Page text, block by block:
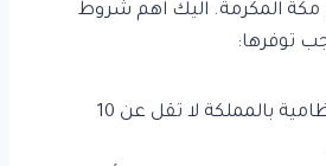
المكرمة. اليك اهم شروط
توفرها:
الاقامة: اقامة نظامية بالمملكة لا تقل عن 10